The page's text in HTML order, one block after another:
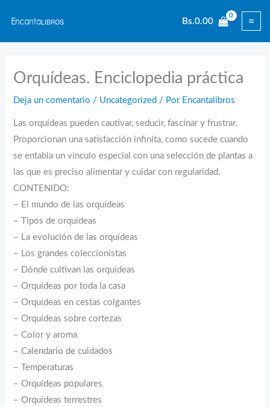
contenido
Bs.0.00
Orquídeas. Enciclopedia práctica
Deja un comentario / Uncategorized / Por Encantalibros
Las orquídeas pueden cautivar, seducir, fascinar y frustrar.
Proporcionan una satisfacción infinita, como sucede cuando
se entabla un vínculo especial con una selección de plantas a
las que es preciso alimentar y cuidar con regularidad.
CONTENIDO:
– El mundo de las orquídeas
– Tipos de orquídeas
– La evolución de las orquídeas
– Los grandes coleccionistas
– Dónde cultivan las orquídeas
– Orquídeas por toda la casa
– Orquídeas en cestas colgantes
– Orquídeas sobre cortezas
– Color y aroma
– Calendario de cuidados
– Temperaturas
– Orquídeas populares
– Orquídeas terrestres